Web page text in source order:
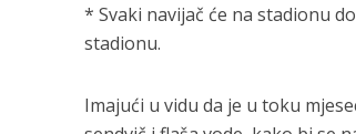
* Svaki navijač će na stadionu
stadionu.
Imajući u vidu da je u toku